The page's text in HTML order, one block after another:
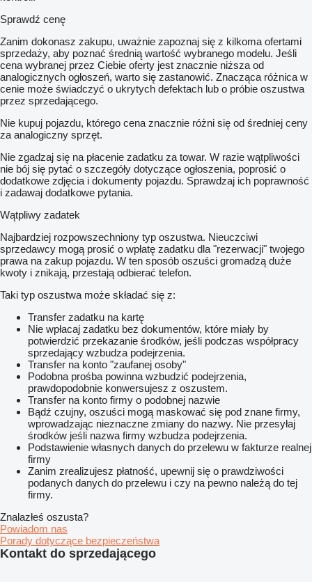
Sprawdź cenę
Zanim dokonasz zakupu, uważnie zapoznaj się z kilkoma ofertami
sprzedaży, aby poznać średnią wartość wybranego modelu. Jeśli
cena wybranej przez Ciebie oferty jest znacznie niższa od
analogicznych ogłoszeń, warto się zastanowić. Znacząca różnica w
cenie może świadczyć o ukrytych defektach lub o próbie oszustwa
przez sprzedającego.
Nie kupuj pojazdu, którego cena znacznie różni się od średniej ceny
za analogiczny sprzęt.
Nie zgadzaj się na płacenie zadatku za towar. W razie wątpliwości
nie bój się pytać o szczegóły dotyczące ogłoszenia, poprosić o
dodatkowe zdjęcia i dokumenty pojazdu. Sprawdzaj ich poprawność
i zadawaj dodatkowe pytania.
Wątpliwy zadatek
Najbardziej rozpowszechniony typ oszustwa. Nieuczciwi
sprzedawcy mogą prosić o wpłatę zadatku dla "rezerwacji" twojego
prawa na zakup pojazdu. W ten sposób oszuści gromadzą duże
kwoty i znikają, przestają odbierać telefon.
Taki typ oszustwa może składać się z:
Transfer zadatku na kartę
Nie wpłacaj zadatku bez dokumentów, które miały by
potwierdzić przekazanie środków, jeśli podczas współpracy
sprzedający wzbudza podejrzenia.
Transfer na konto "zaufanej osoby"
Podobna prośba powinna wzbudzić podejrzenia,
prawdopodobnie konwersujesz z oszustem.
Transfer na konto firmy o podobnej nazwie
Bądź czujny, oszuści mogą maskować się pod znane firmy,
wprowadzając nieznaczne zmiany do nazwy. Nie przesyłaj
środków jeśli nazwa firmy wzbudza podejrzenia.
Podstawienie własnych danych do przelewu w fakturze realnej
firmy
Zanim zrealizujesz płatność, upewnij się o prawdziwości
podanych danych do przelewu i czy na pewno należą do tej
firmy.
Znalazłeś oszusta?
Powiadom nas
Porady dotyczące bezpieczeństwa
Kontakt do sprzedającego